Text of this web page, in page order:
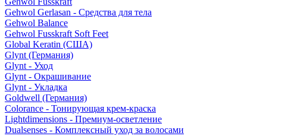
Gehwol Gerlasan - Средства для тела
Gehwol Balance
Gehwol Fusskraft Soft Feet
Global Keratin (США)
Glynt (Германия)
Glynt - Уход
Glynt - Окрашивание
Glynt - Укладка
Goldwell (Германия)
Colorance - Тонирующая крем-краска
Lightdimensions - Премиум-осветление
Dualsenses - Комплексный уход за волосами